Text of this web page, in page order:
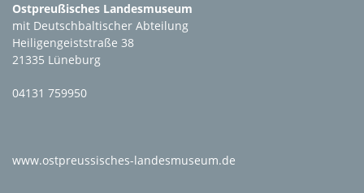
Ostpreußisches Landesmuseum
mit Deutschbaltischer Abteilung
Heiligengeiststraße 38
21335 Lüneburg
04131 759950
www.ostpreussisches-landesmuseum.de